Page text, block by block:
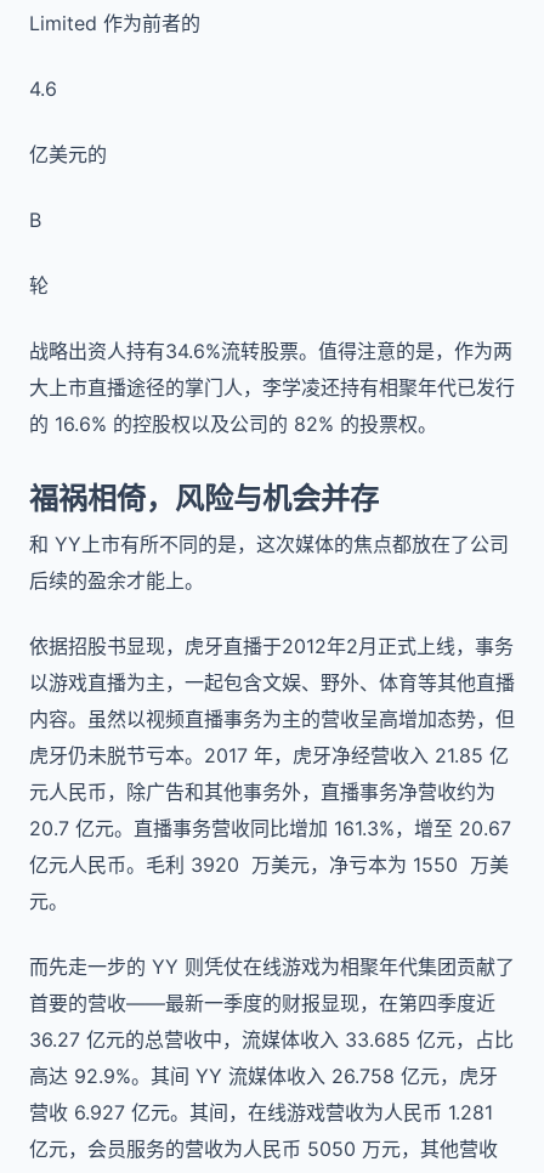
Limited 作为前者的
4.6
亿美元的
B
轮
战略出资人持有34.6%流转股票。值得注意的是，作为两
大上市直播途径的掌门人，李学凌还持有相聚年代已发行
的 16.6% 的控股权以及公司的 82% 的投票权。
福祸相倚，风险与机会并存
和 YY上市有所不同的是，这次媒体的焦点都放在了公司
后续的盈余才能上。
依据招股书显现，虎牙直播于2012年2月正式上线，事务
以游戏直播为主，一起包含文娱、野外、体育等其他直播
内容。虽然以视频直播事务为主的营收呈高增加态势，但
虎牙仍未脱节亏本。2017 年，虎牙净经营收入 21.85 亿
元人民币，除广告和其他事务外，直播事务净营收约为
20.7 亿元。直播事务营收同比增加 161.3%，增至 20.67
亿元人民币。毛利 3920 万美元，净亏本为 1550 万美
元。
而先走一步的 YY 则凭仗在线游戏为相聚年代集团贡献了
首要的营收——最新一季度的财报显现，在第四季度近
36.27 亿元的总营收中，流媒体收入 33.685 亿元，占比
高达 92.9%。其间 YY 流媒体收入 26.758 亿元，虎牙
营收 6.927 亿元。其间，在线游戏营收为人民币 1.281
亿元，会员服务的营收为人民币 5050 万元，其他营收